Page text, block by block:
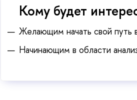
Кому будет
Желающим начать свой путь
Начинающим в области